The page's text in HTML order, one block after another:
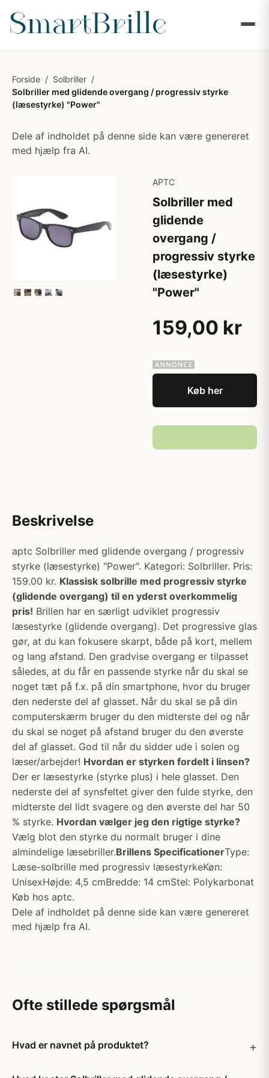
Forside / Solbriller /
Solbriller med glidende overgang / progressiv styrke
(læsestyrke) "Power"
Dele af indholdet på denne side kan være genereret
med hjælp fra AI.
APTC
Solbriller med
glidende
overgang /
progressiv styrke
(læsestyrke)
"Power"
159,00 kr
Køb her
Beskrivelse
aptc Solbriller med glidende overgang / progressiv
styrke (læsestyrke) "Power". Kategori: Solbriller. Pris:
159.00 kr. Klassisk solbrille med progressiv styrke
(glidende overgang) til en yderst overkommelig
pris! Brillen har en særligt udviklet progressiv
læsestyrke (glidende overgang). Det progressive glas
gør, at du kan fokusere skarpt, både på kort, mellem
og lang afstand. Den gradvise overgang er tilpasset
således, at du får en passende styrke når du skal se
noget tæt på f.x. på din smartphone, hvor du bruger
den nederste del af glasset. Når du skal se på din
computerskærm bruger du den midterste del og når
du skal se noget på afstand bruger du den øverste
del af glasset. God til når du sidder ude i solen og
læser/arbejder! Hvordan er styrken fordelt i linsen?
Der er læsestyrke (styrke plus) i hele glasset. Den
nederste del af synsfeltet giver den fulde styrke, den
midterste del lidt svagere og den øverste del har 50
% styrke. Hvordan vælger jeg den rigtige styrke?
Vælg blot den styrke du normalt bruger i dine
almindelige læsebriller.Brillens SpecificationerType:
Læse-solbrille med progressiv læsestyrkeKøn:
UnisexHøjde: 4,5 cmBredde: 14 cmStel: Polykarbonat
Køb hos aptc.
Dele af indholdet på denne side kan være genereret
med hjælp fra AI.
Ofte stillede spørgsmål
Hvad er navnet på produktet?